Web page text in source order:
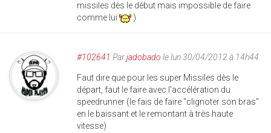
missiles dès le début mais impossible de faire
comme lui
)
#102641 Parjadobado le lun 30/04/2012 à 14h44
Faut dire que pour les super Missiles dès le
départ, faut le faire avec l'accélération du
speedrunner (le fais de faire "clignoter son bras"
en le baissant et le remontant à très haute
vitesse)